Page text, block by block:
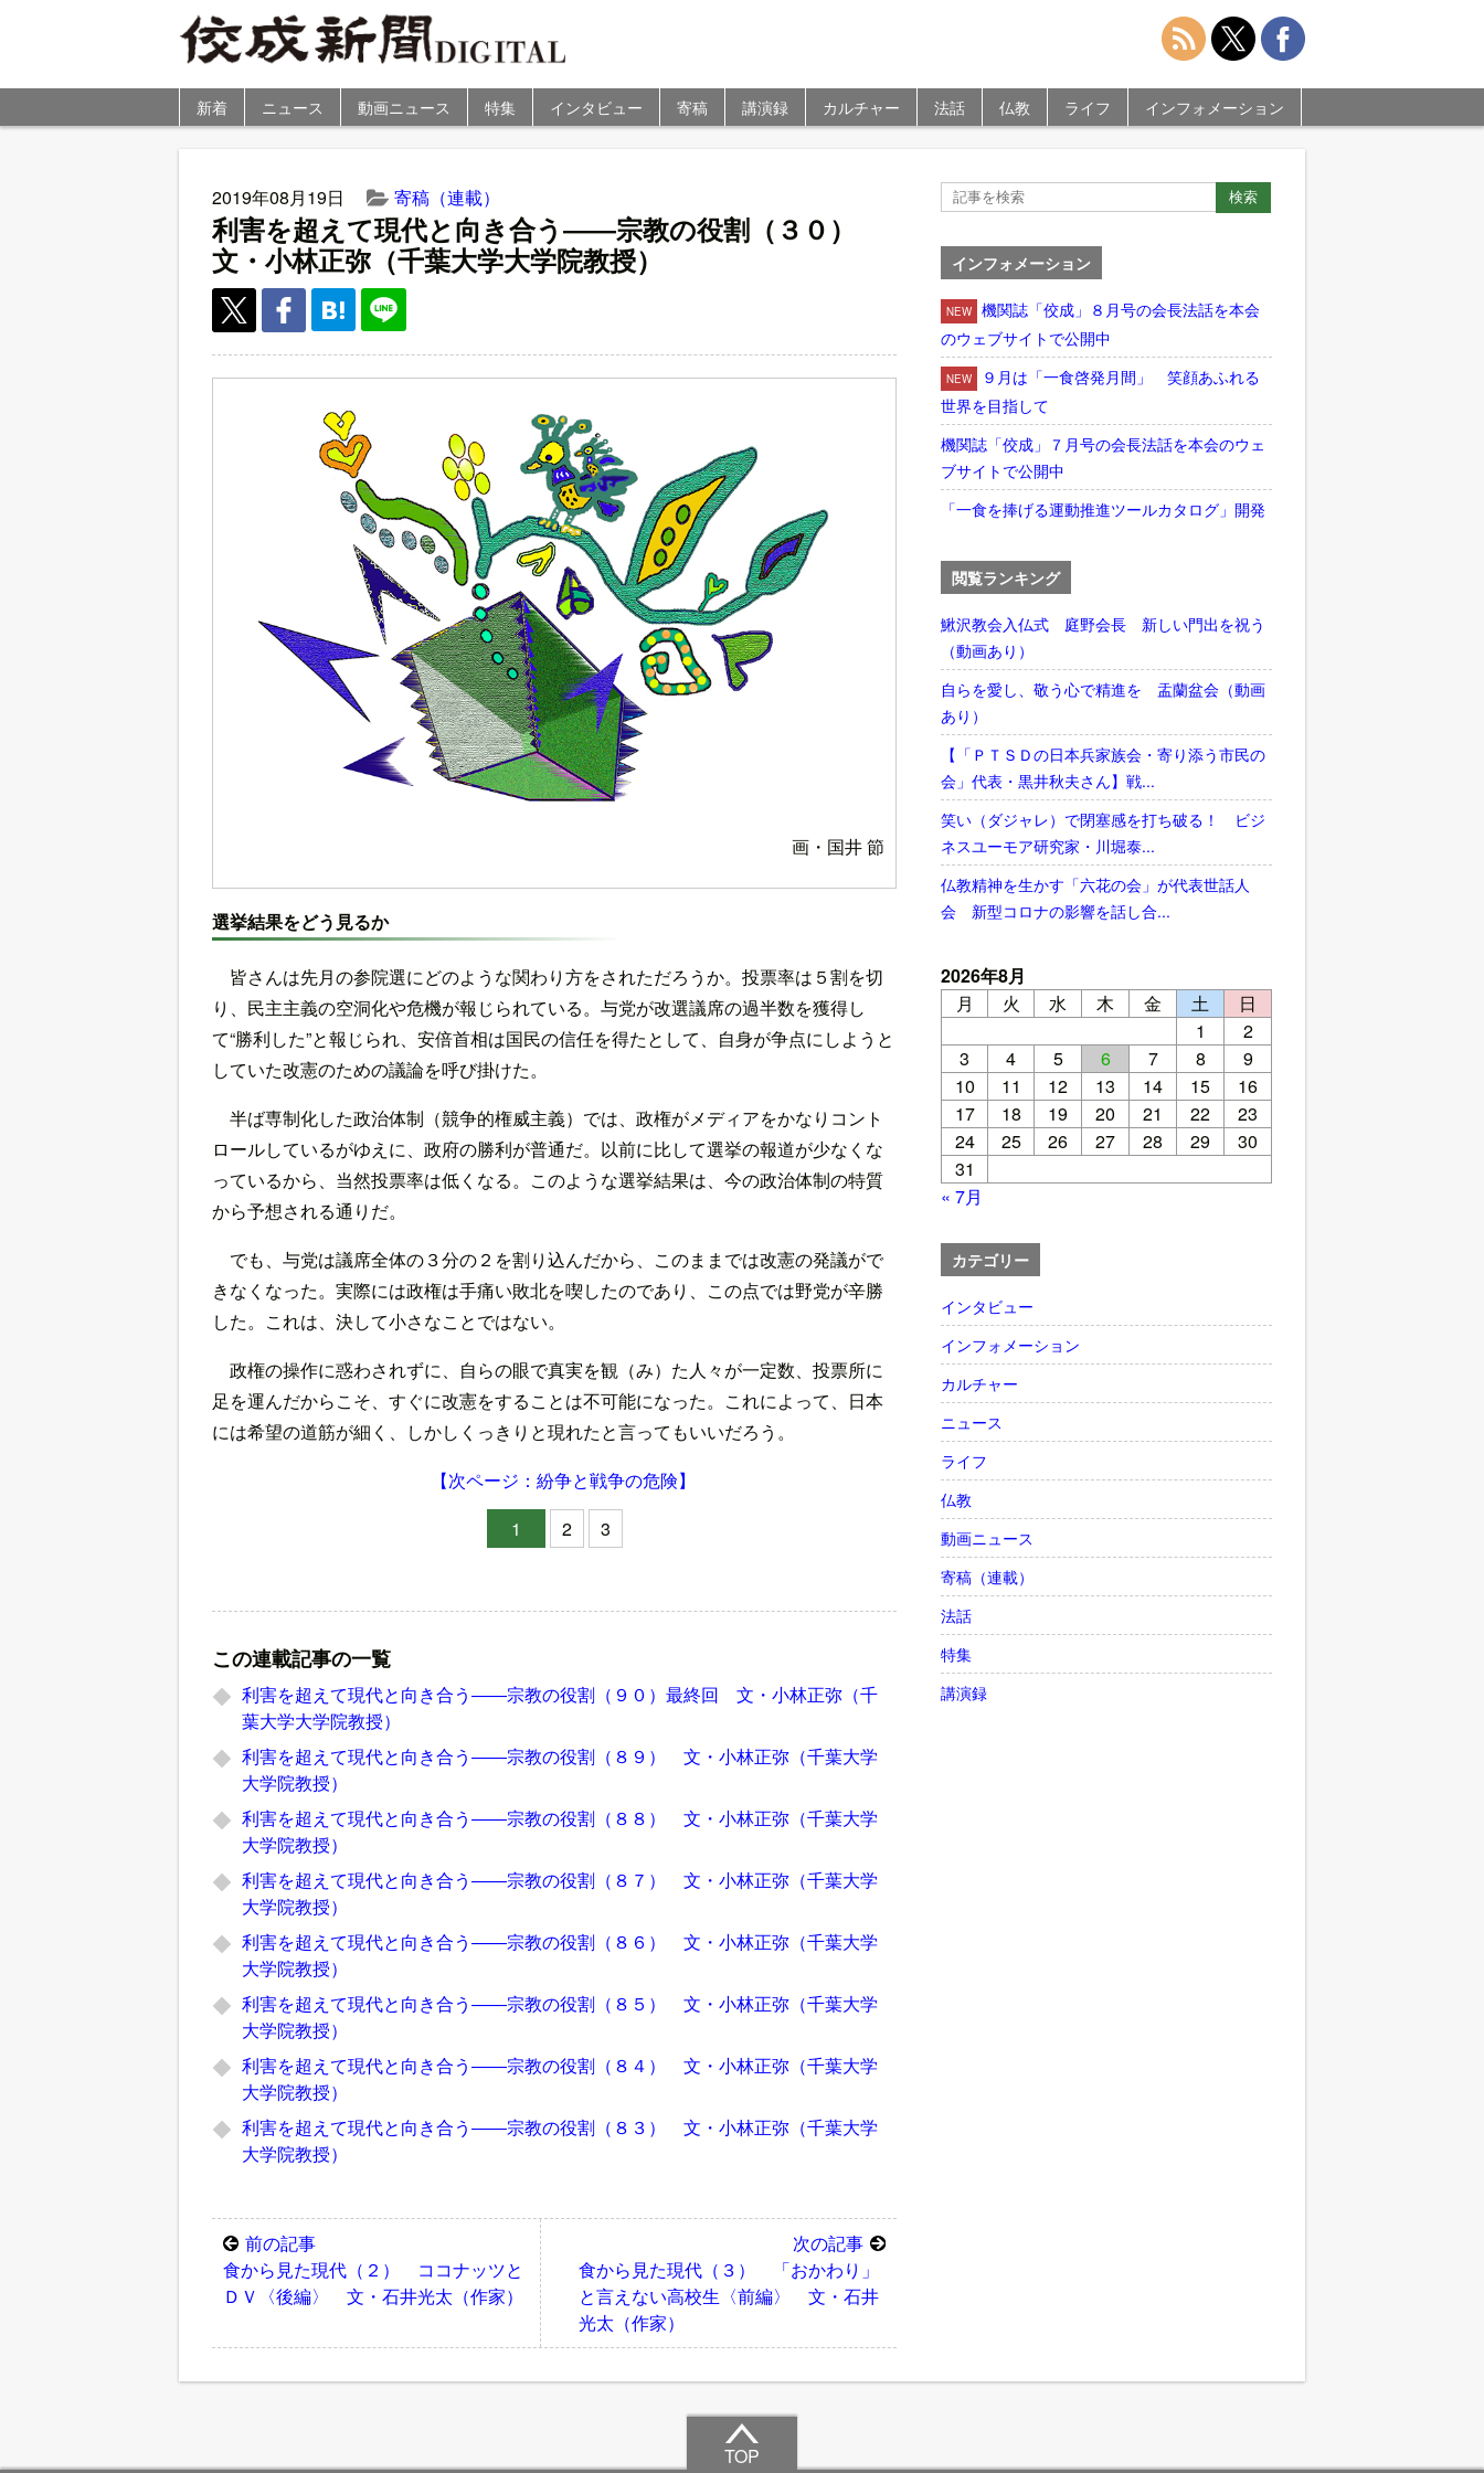
新着 ニュース 動画ニュース 特集 インタビュー 寄稿 講演録 カルチャー 法話 仏教 ライフ インフォメーション
2019年08月19日 寄稿（連載）
利害を超えて現代と向き合う――宗教の役割（３０）
文・小林正弥（千葉大学大学院教授）
画・国井 節
選挙結果をどう見るか
皆さんは先月の参院選にどのような関わり方をされただろうか。投票率は５割を切
り、民主主義の空洞化や危機が報じられている。与党が改選議席の過半数を獲得し
て“勝利した”と報じられ、安倍首相は国民の信任を得たとして、自身が争点にしようと
していた改憲のための議論を呼び掛けた。
半ば専制化した政治体制（競争的権威主義）では、政権がメディアをかなりコント
ロールしているがゆえに、政府の勝利が普通だ。以前に比して選挙の報道が少なくな
っているから、当然投票率は低くなる。このような選挙結果は、今の政治体制の特質
から予想される通りだ。
でも、与党は議席全体の３分の２を割り込んだから、このままでは改憲の発議がで
きなくなった。実際には政権は手痛い敗北を喫したのであり、この点では野党が辛勝
した。これは、決して小さなことではない。
政権の操作に惑わされずに、自らの眼で真実を観（み）た人々が一定数、投票所に
足を運んだからこそ、すぐに改憲をすることは不可能になった。これによって、日本
には希望の道筋が細く、しかしくっきりと現れたと言ってもいいだろう。
【次ページ：紛争と戦争の危険】
1
2 3
この連載記事の一覧
利害を超えて現代と向き合う――宗教の役割（９０）最終回 文・小林正弥（千
葉大学大学院教授）
利害を超えて現代と向き合う――宗教の役割（８９） 文・小林正弥（千葉大学
大学院教授）
利害を超えて現代と向き合う――宗教の役割（８８） 文・小林正弥（千葉大学
大学院教授）
利害を超えて現代と向き合う――宗教の役割（８７） 文・小林正弥（千葉大学
大学院教授）
利害を超えて現代と向き合う――宗教の役割（８６） 文・小林正弥（千葉大学
大学院教授）
利害を超えて現代と向き合う――宗教の役割（８５） 文・小林正弥（千葉大学
大学院教授）
利害を超えて現代と向き合う――宗教の役割（８４） 文・小林正弥（千葉大学
大学院教授）
利害を超えて現代と向き合う――宗教の役割（８３） 文・小林正弥（千葉大学
大学院教授）
前の記事
食から見た現代（２） ココナッツと
ＤＶ〈後編〉 文・石井光太（作家）
次の記事
食から見た現代（３） 「おかわり」
と言えない高校生〈前編〉 文・石井
光太（作家）
インフォメーション
NEW
機関誌「佼成」８月号の会長法話を本会
のウェブサイトで公開中
NEW
９月は「一食啓発月間」 笑顔あふれる
世界を目指して
機関誌「佼成」７月号の会長法話を本会のウェ
ブサイトで公開中
「一食を捧げる運動推進ツールカタログ」開発
閲覧ランキング
鰍沢教会入仏式 庭野会長 新しい門出を祝う
（動画あり）
自らを愛し、敬う心で精進を 盂蘭盆会（動画
あり）
【「ＰＴＳＤの日本兵家族会・寄り添う市民の
会」代表・黒井秋夫さん】戦...
笑い（ダジャレ）で閉塞感を打ち破る！ ビジ
ネスユーモア研究家・川堀泰...
仏教精神を生かす「六花の会」が代表世話人
会 新型コロナの影響を話し合...
2026年8月
月
火 水 木 金 土
日
1
2
3
4 5 6 7 8
9
10
11 12 13 14 15
16
17
18 19 20 21 22
23
24
25 26 27 28 29
30
31
« 7月
カテゴリー
インタビュー
インフォメーション
カルチャー
ニュース
ライフ
仏教
動画ニュース
寄稿（連載）
法話
特集
講演録
TOP